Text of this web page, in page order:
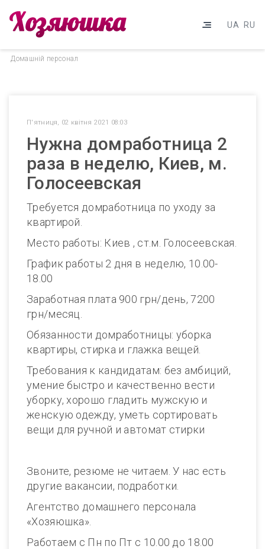
UA RU
Домашнiй персонал
П'ятниця, 02 квітня 2021 08:03
Нужна домработница 2
раза в неделю, Киев, м.
Голосеевская
Требуется домработница по уходу за
квартирой.
Место работы: Киев , ст.м. Голосеевская.
График работы 2 дня в неделю, 10.00-
18.00
Заработная плата 900 грн/день, 7200
грн/месяц.
Обязанности домработницы: уборка
квартиры, стирка и глажка вещей.
Требования к кандидатам: без амбиций,
умение быстро и качественно вести
уборку, хорошо гладить мужскую и
женскую одежду, уметь сортировать
вещи для ручной и автомат стирки
Звоните, резюме не читаем. У нас есть
другие вакансии, подработки.
Агентство домашнего персонала
«Хозяюшка».
Работаем с Пн по Пт с 10.00 до 18.00